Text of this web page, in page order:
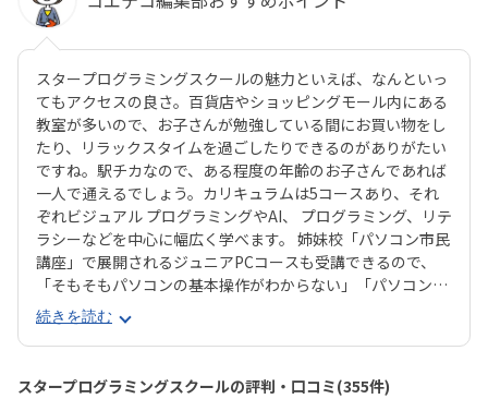
スタープログラミングスクールの魅力といえば、なんといっ
てもアクセスの良さ。百貨店やショッピングモール内にある
教室が多いので、お子さんが勉強している間にお買い物をし
たり、リラックスタイムを過ごしたりできるのがありがたい
ですね。駅チカなので、ある程度の年齢のお子さんであれば
一人で通えるでしょう。カリキュラムは5コースあり、それ
ぞれビジュアル プログラミングやAI、 プログラミング、リテ
ラシーなどを中心に幅広く学べます。 姉妹校「パソコン市民
講座」で展開されるジュニアPCコースも受講できるので、
「そもそもパソコンの基本操作がわからない」「パソコンで
何ができるかを学びたい」といったお子さんにもピッタリで
す。それぞれのお子さんの興味に合ったコースが見つかりや
すいのは安心ですね。スタープログラミングスクールは、過
去に総務省「若年層に対するプログラミング教育の普及推
進」事業に採択され、新潟市の小中学校で授業を実施した実
続きを読む
スタープログラミングスクールの評判・口コミ(355件)